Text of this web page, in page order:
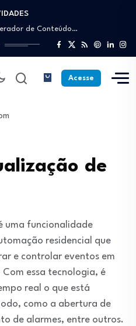
O guia para…
de Conteúdo…
Sucesso trabalhando…
Online e viver…
Como entrar no mercado…
O guia para…
de Conteúdo…
Sucesso trabalhando…
Acesse
de
uma funcionalidade
residencial que
e controlar eventos em
essa tecnologia, é
real o que está
como a abertura de
de alarmes, entre outros.